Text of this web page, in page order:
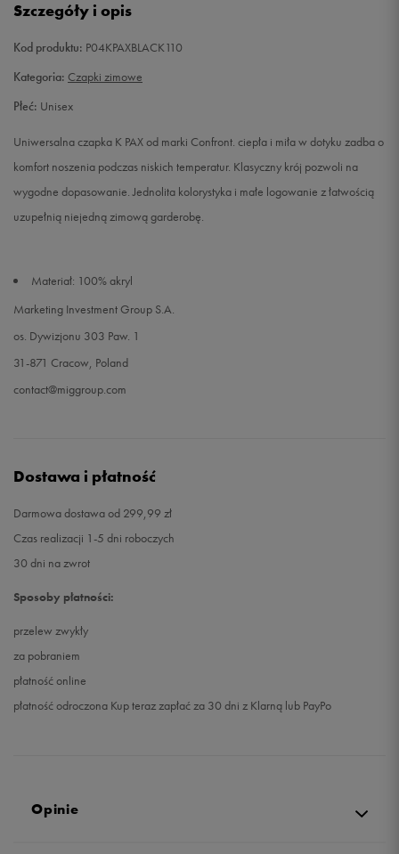
Szczegóły i opis
Kod produktu: P04KPAXBLACK110
Kategoria: Czapki zimowe
Płeć: Unisex
Uniwersalna czapka K PAX od marki Confront. ciepła i miła w dotyku zadba o
komfort noszenia podczas niskich temperatur. Klasyczny krój pozwoli na
wygodne dopasowanie. Jednolita kolorystyka i małe logowanie z łatwością
uzupełnią niejedną zimową garderobę.
Materiał: 100% akryl
Marketing Investment Group S.A.
os. Dywizjonu 303 Paw. 1
31-871 Cracow, Poland
contact@miggroup.com
Dostawa i płatność
Darmowa dostawa od 299,99 zł
Czas realizacji 1-5 dni roboczych
30 dni na zwrot
Sposoby płatności:
przelew zwykły
za pobraniem
płatność online
płatność odroczona Kup teraz zapłać za 30 dni z Klarną lub PayPo
Opinie